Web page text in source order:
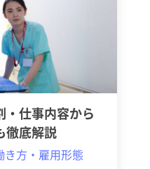
・仕事内容から
徹底解説
き方・雇用形態